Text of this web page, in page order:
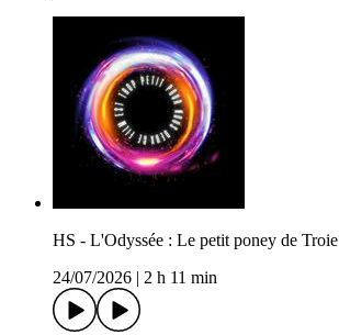
HS - L'Odyssée : Le petit poney de Troie
24/07/2026
2 h 11 min